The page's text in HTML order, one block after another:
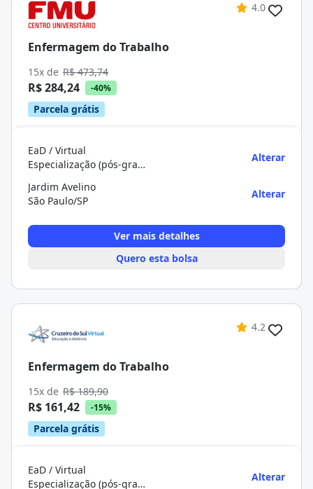
4.0
Enfermagem do Trabalho
15x de R$ 473,74
R$ 284,24 -40%
Parcela grátis
EaD / Virtual
Especialização (pós-graduação)
Alterar
Jardim Avelino
São Paulo/SP
Alterar
Ver mais detalhes
Quero esta bolsa
4.2
Enfermagem do Trabalho
15x de R$ 189,90
R$ 161,42 -15%
Parcela grátis
EaD / Virtual
Especialização (pós-graduação)
Alterar